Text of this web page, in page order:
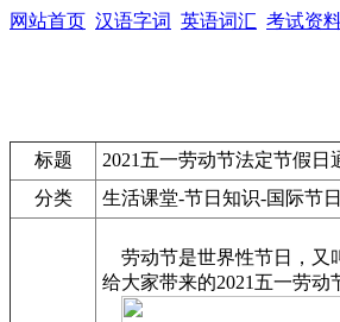
网站首页 汉语字词 英语词汇 考试资
标题
2021五一劳动节法定节假日
分类
生活课堂-节日知识-国际节
劳动节是世界性节日，又
给大家带来的2021五一劳